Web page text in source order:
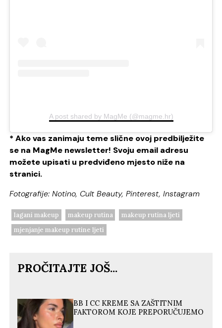
A post shared by MagMe (@magme.hr)
* Ako vas zanimaju teme slične ovoj predbilježite
se na MagMe newsletter! Svoju email adresu
možete upisati u predviđeno mjesto niže na
stranici.
Fotografije: Notino, Cult Beauty, Pinterest, Instagram
lagani makeup makeup rutina
makeup rutina ljeti
mjenjanje makeup rutine ljeti
PROČITAJTE JOŠ...
BB I CC KREME SA ZAŠTITNIM
FAKTOROM KOJE PREPORUČUJEMO